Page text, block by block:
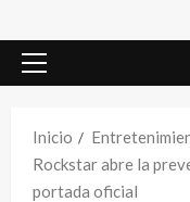
Menú
Inicio
Rockstar abre la
portada oficial